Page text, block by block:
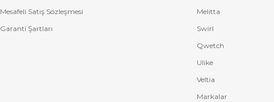
Mesafeli Satış Sözleşmesi
Garanti Şartları
Melitta
Swirl
Qwetch
Ulike
Veltia
Markalar